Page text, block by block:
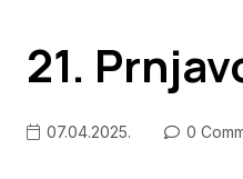
21.
07.04.2025. 0